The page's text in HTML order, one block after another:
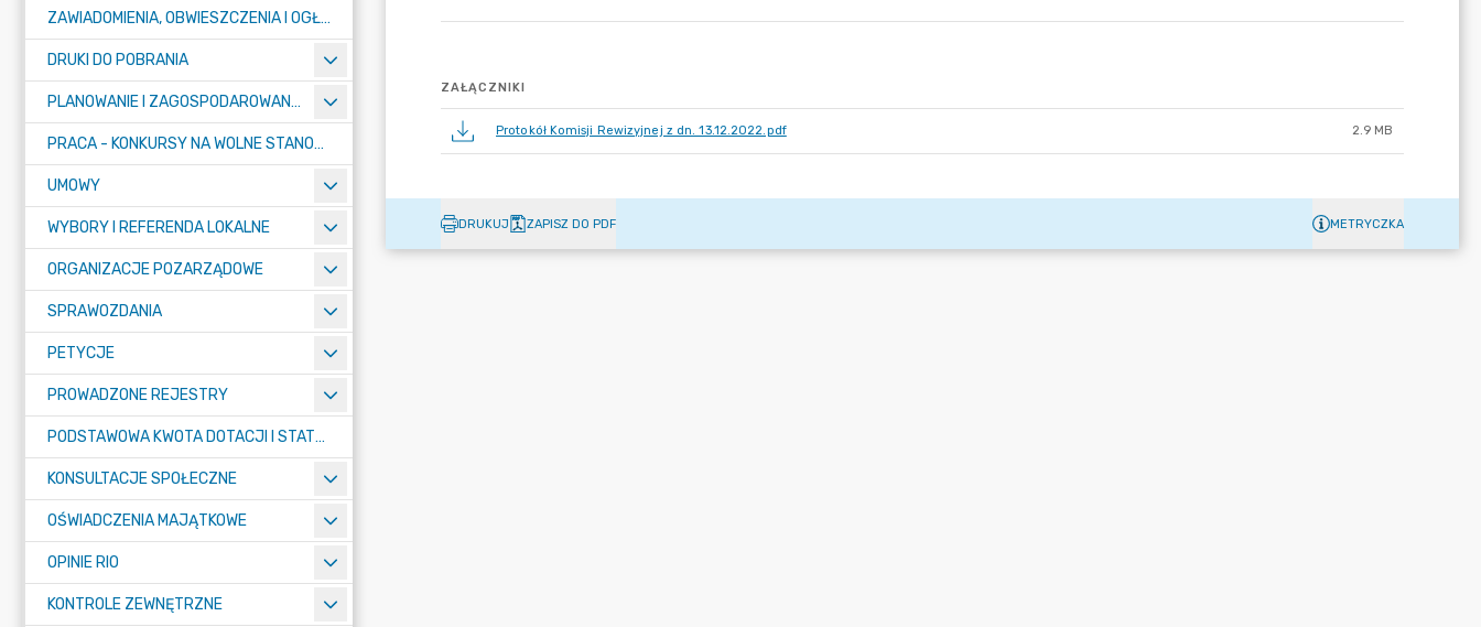
ZAWIADOMIENIA, OBWIESZCZENIA I OGŁOSZENIA
DRUKI DO POBRANIA
PLANOWANIE I ZAGOSPODAROWANIE PRZESTRZENNE
PRACA - KONKURSY NA WOLNE STANOWISKA
UMOWY
WYBORY I REFERENDA LOKALNE
ORGANIZACJE POZARZĄDOWE
SPRAWOZDANIA
PETYCJE
PROWADZONE REJESTRY
PODSTAWOWA KWOTA DOTACJI I STATYSTYCZNA LICZBA UCZNIÓW
KONSULTACJE SPOŁECZNE
OŚWIADCZENIA MAJĄTKOWE
OPINIE RIO
KONTROLE ZEWNĘTRZNE
ZAŁĄCZNIKI
Protokół Komisji Rewizyjnej z dn. 13.12.2022.pdf 2.9 MB
DRUKUJ ZAPISZ DO PDF METRYCZKA